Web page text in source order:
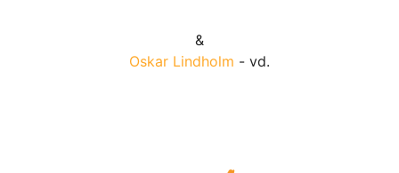
&
Oskar Lindholm - vd.